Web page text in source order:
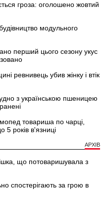
гроза: оголошено жовтий
модульного
перший цього сезону укус
ревнивець убив жінку і втік
з українською пшеницею
товариша по чарці,
5 років в'язниці
АРХІВ
що потоваришувала з
спостерігають за грою в